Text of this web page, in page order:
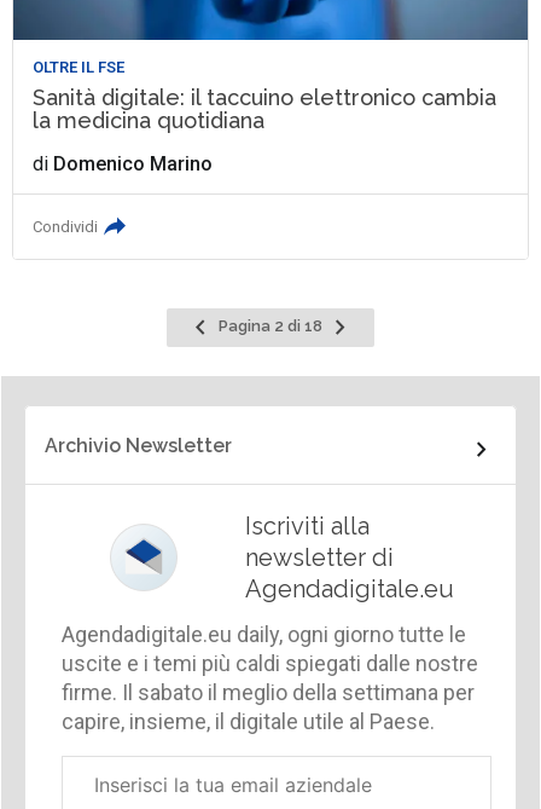
OLTRE IL FSE
Sanità digitale: il taccuino elettronico cambia
la medicina quotidiana
di Domenico Marino
Condividi
Pagina
precedente
Pagina 2 di 18
Pagina
successiva
Archivio Newsletter
Iscriviti alla
newsletter di
Agendadigitale.eu
Agendadigitale.eu daily, ogni giorno tutte le
uscite e i temi più caldi spiegati dalle nostre
firme. Il sabato il meglio della settimana per
capire, insieme, il digitale utile al Paese.
aziendale